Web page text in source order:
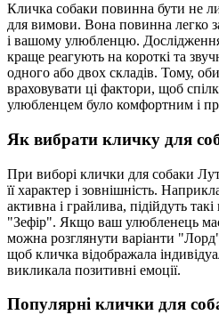
Кличка собаки повинна бути не
для вимови. Вона повинна легко
і вашому улюбленцю.
краще реагують на короткі та
одного або двох складів. Тому,
враховувати ці фактори, щоб
улюбленцем було комфортним і
Як вибрати кличку для
При виборі клички для собаки
її характер і зовнішність.
активна і грайлива, підійдуть
"Зефір". Якщо ваш улюбленець
можна розглянути варіанти
щоб кличка відображала
викликала позитивні емоції.
Популярні клички для